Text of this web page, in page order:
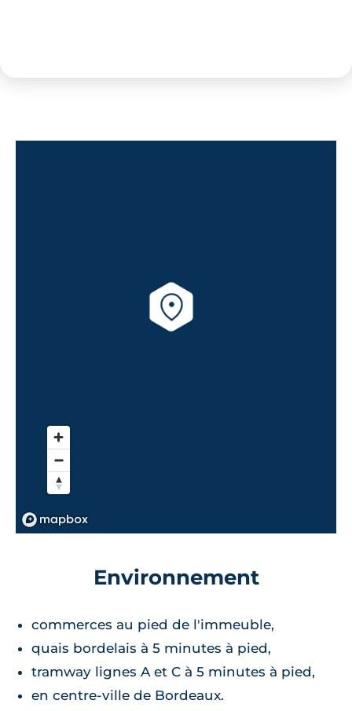
Environnement
commerces au pied de l'immeuble,
quais bordelais à 5 minutes à pied,
tramway lignes A et C à 5 minutes à pied,
en centre-ville de Bordeaux.